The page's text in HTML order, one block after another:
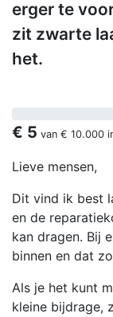
erger te
zit zwarte
het.
€ 5 van € 10.000
Lieve mensen,
Dit vind ik best
en de
kan dragen. Bij
binnen en dat
Als je het kunt
kleine bijdrage,